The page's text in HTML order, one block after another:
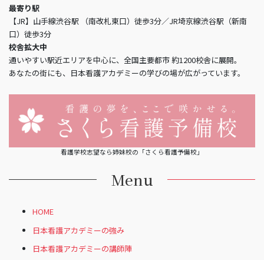
最寄り駅
【JR】山手線渋谷駅 （南改札東口）徒歩3分／JR埼京線渋谷駅（新南
口）徒歩3分
校舎拡大中
通いやすい駅近エリアを中心に、全国主要都市 約1200校舎に展開。
あなたの街にも、日本看護アカデミーの学びの場が広がっています。
看護学校志望なら姉妹校の「さくら看護予備校」
Menu
HOME
日本看護アカデミーの強み
日本看護アカデミーの講師陣